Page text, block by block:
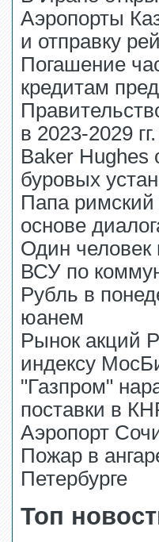
Аэропорты
и отправку
Погашение
кредитам
в 2023-2029
Baker Hughes
буровых
Папа римский
основе
Один человек
ВСУ по
Рубль в
юанем
Рынок акций
индексу
"Газпром"
поставки в
Аэропорт
Пожар в
Петербурге
Топ